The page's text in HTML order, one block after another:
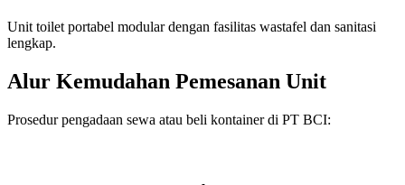
Unit toilet portabel modular dengan fasilitas wastafel dan sanitasi
lengkap.
Alur Kemudahan Pemesanan Unit
Prosedur pengadaan sewa atau beli kontainer di PT BCI: